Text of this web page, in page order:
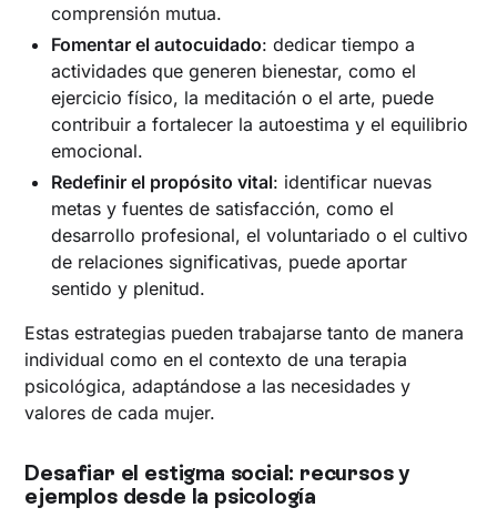
comprensión mutua.
Fomentar el autocuidado: dedicar tiempo a
actividades que generen bienestar, como el
ejercicio físico, la meditación o el arte, puede
contribuir a fortalecer la autoestima y el equilibrio
emocional.
Redefinir el propósito vital: identificar nuevas
metas y fuentes de satisfacción, como el
desarrollo profesional, el voluntariado o el cultivo
de relaciones significativas, puede aportar
sentido y plenitud.
Estas estrategias pueden trabajarse tanto de manera
individual como en el contexto de una terapia
psicológica, adaptándose a las necesidades y
valores de cada mujer.
Desafiar el estigma social: recursos y
ejemplos desde la psicología